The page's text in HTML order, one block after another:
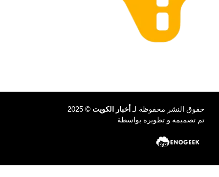
حقوق النشر محفوظة لـ أخبار الكويت © 2025
تم تصميمه و تطويره بواسطة